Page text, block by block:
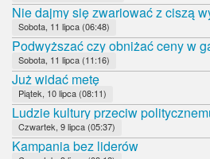
Nie dajmy się zwariować z ciszą
Sobota, 11 lipca (06:48)
Podwyższać czy obniżać ceny w
Sobota, 11 lipca (11:16)
Już widać metę
Piątek, 10 lipca (08:11)
Ludzie kultury przeciw
Czwartek, 9 lipca (05:37)
Kampania bez liderów